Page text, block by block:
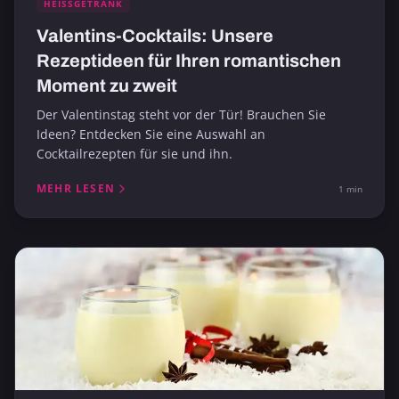
HEISSGETRÄNK
Valentins-Cocktails: Unsere
Rezeptideen für Ihren romantischen
Moment zu zweit
Der Valentinstag steht vor der Tür! Brauchen Sie
Ideen? Entdecken Sie eine Auswahl an
Cocktailrezepten für sie und ihn.
MEHR LESEN 1 min